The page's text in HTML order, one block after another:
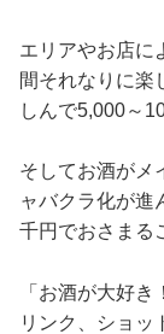
エリアやお店に
間それなりに楽
しんで5,000～
そしてお酒がメ
ャバクラ化が進
千円でおさまる
「お酒が大好
リンク、ショッ